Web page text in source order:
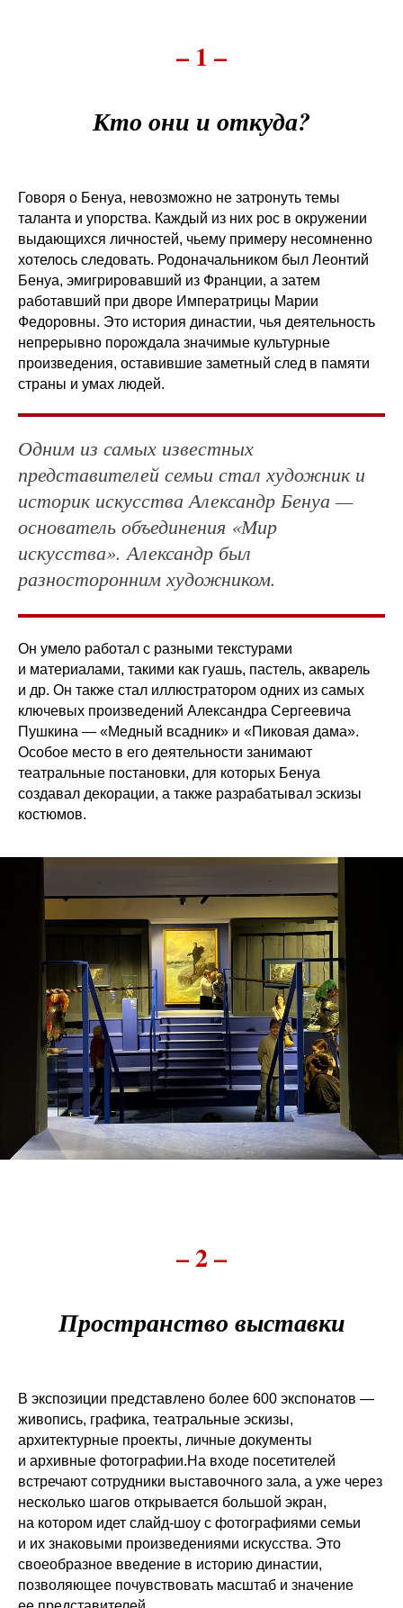
– 1 –
Кто они и откуда?
Говоря о Бенуа, невозможно не затронуть темы
таланта и упорства. Каждый из них рос в окружении
выдающихся личностей, чьему примеру несомненно
хотелось следовать. Родоначальником был Леонтий
Бенуа, эмигрировавший из Франции, а затем
работавший при дворе Императрицы Марии
Федоровны. Это история династии, чья деятельность
непрерывно порождала значимые культурные
произведения, оставившие заметный след в памяти
страны и умах людей.
Одним из самых известных
представителей семьи стал художник и
историк искусства Александр Бенуа —
основатель объединения «Мир
искусства». Александр был
разносторонним художником.
Он умело работал с разными текстурами
и материалами, такими как гуашь, пастель, акварель
и др. Он также стал иллюстратором одних из самых
ключевых произведений Александра Сергеевича
Пушкина — «Медный всадник» и «Пиковая дама».
Особое место в его деятельности занимают
театральные постановки, для которых Бенуа
создавал декорации, а также разрабатывал эскизы
костюмов.
– 2 –
Пространство выставки
В экспозиции представлено более 600 экспонатов —
живопись, графика, театральные эскизы,
архитектурные проекты, личные документы
и архивные фотографии.На входе посетителей
встречают сотрудники выставочного зала, а уже через
несколько шагов открывается большой экран,
на котором идет слайд-шоу с фотографиями семьи
и их знаковыми произведениями искусства. Это
своеобразное введение в историю династии,
позволяющее почувствовать масштаб и значение